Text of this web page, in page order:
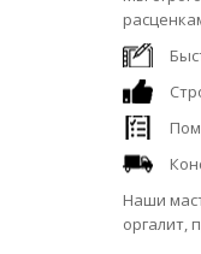
Наши
оргалит,